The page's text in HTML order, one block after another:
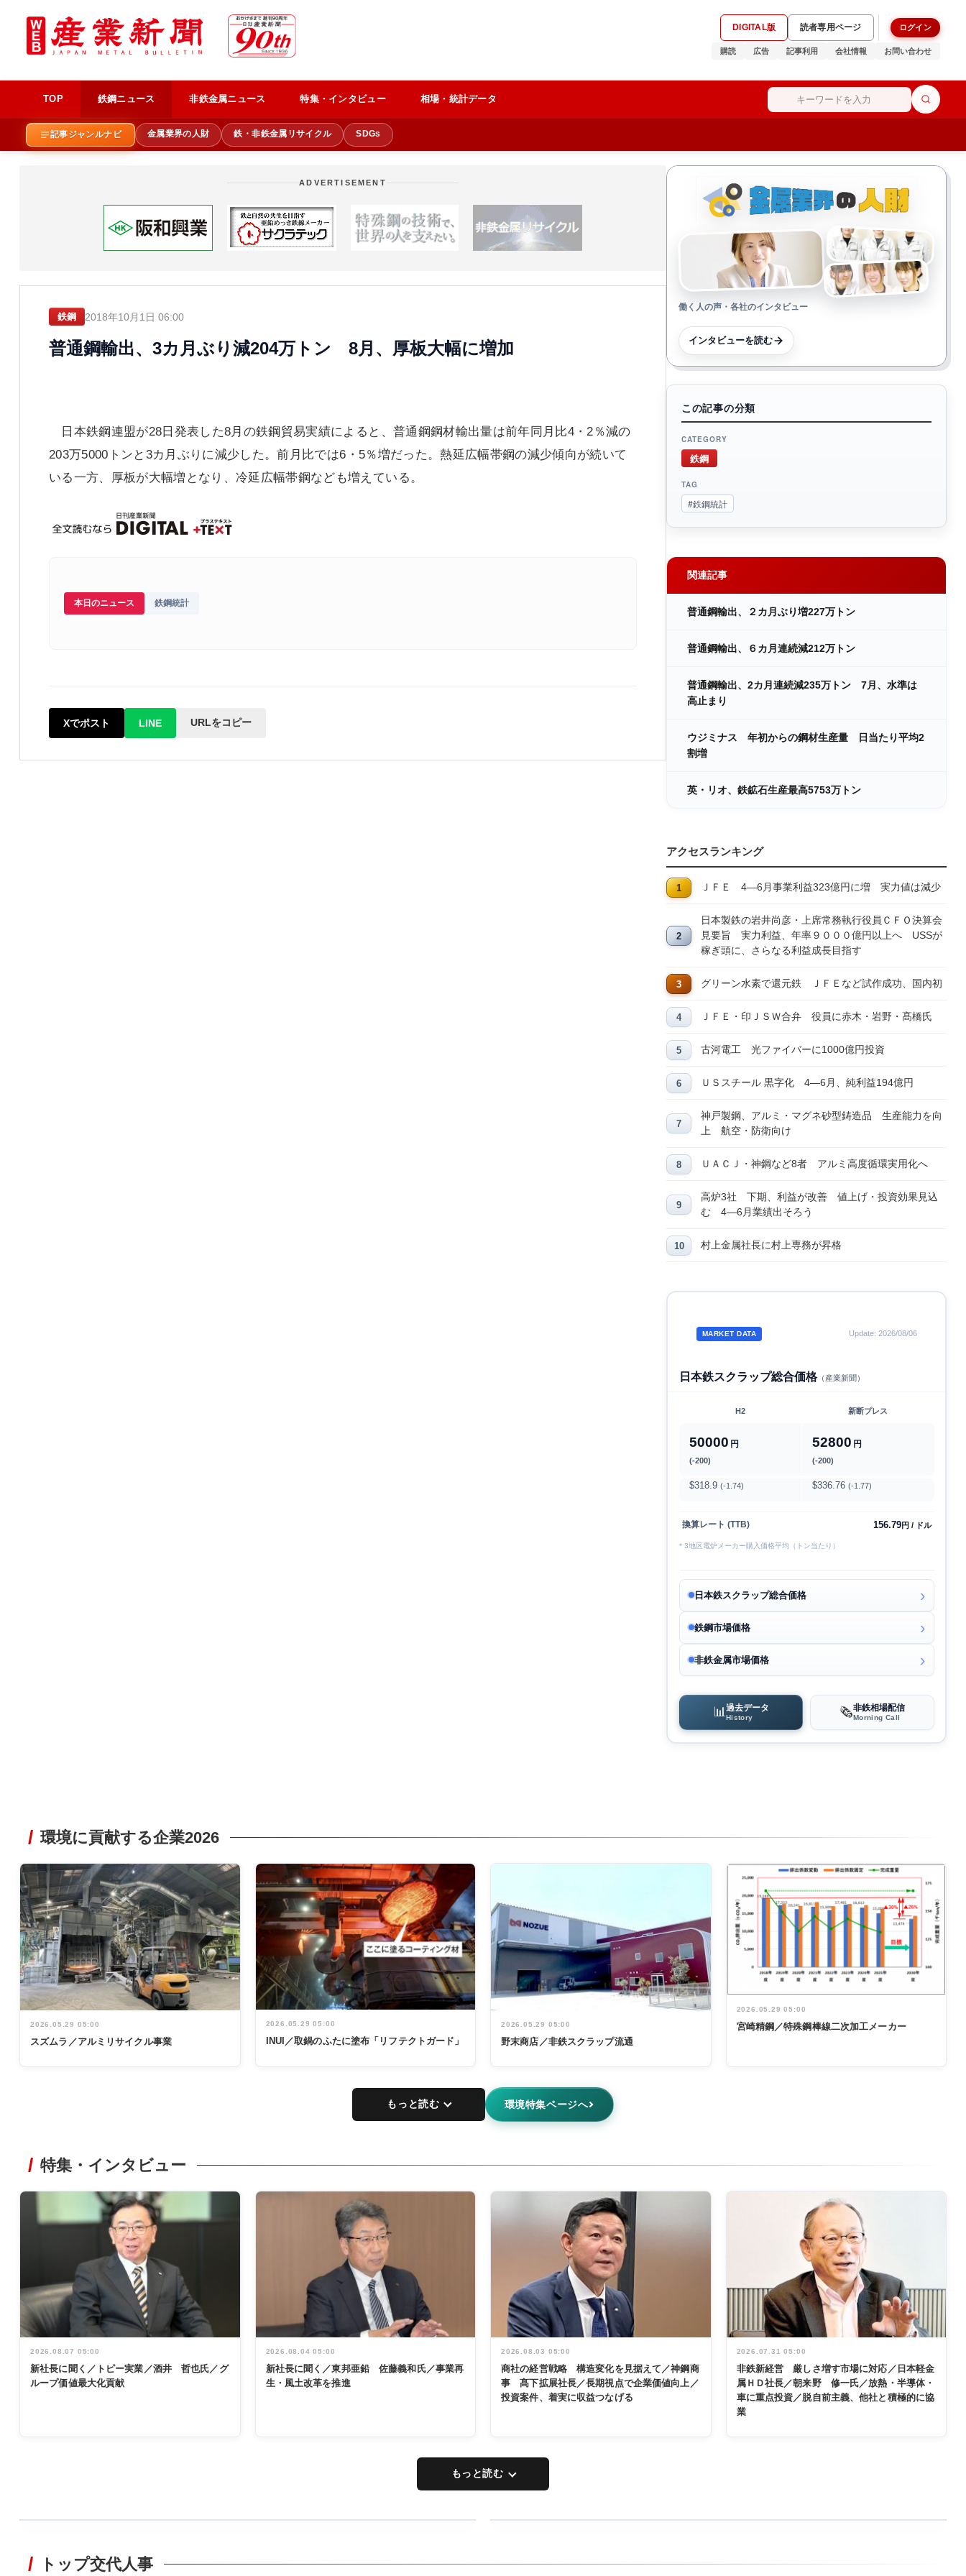
DIGITAL版 読者専用ページ ログイン
購読 広告 記事利用 会社情報 お問い合わせ
TOP 鉄鋼ニュース 非鉄金属ニュース 特集・インタビュー 相場・統計データ
記事ジャンルナビ 金属業界の人財 鉄・非鉄金属リサイクル SDGs
ADVERTISEMENT
鉄鋼 2018年10月1日 06:00
普通鋼輸出、3カ月ぶり減204万トン 8月、厚板大幅に増加
日本鉄鋼連盟が28日発表した8月の鉄鋼貿易実績によると、普通鋼鋼材輸出量は前年同月比4・2％減の
203万5000トンと3カ月ぶりに減少した。前月比では6・5％増だった。熱延広幅帯鋼の減少傾向が続いて
いる一方、厚板が大幅増となり、冷延広幅帯鋼なども増えている。
本日のニュース 鉄鋼統計
Xでポスト LINE URLをコピー
働く人の声・各社のインタビュー
インタビューを読む
この記事の分類
CATEGORY
鉄鋼
TAG
#鉄鋼統計
関連記事
普通鋼輸出、２カ月ぶり増227万トン
普通鋼輸出、６カ月連続減212万トン
普通鋼輸出、2カ月連続減235万トン 7月、水準は
高止まり
ウジミナス 年初からの鋼材生産量 日当たり平均2
割増
英・リオ、鉄鉱石生産最高5753万トン
アクセスランキング
ＪＦＥ 4―6月事業利益323億円に増 実力値は減少
日本製鉄の岩井尚彦・上席常務執行役員ＣＦＯ決算会
見要旨 実力利益、年率９０００億円以上へ USSが
稼ぎ頭に、さらなる利益成長目指す
グリーン水素で還元鉄 ＪＦＥなど試作成功、国内初
ＪＦＥ・印ＪＳＷ合弁 役員に赤木・岩野・髙橋氏
古河電工 光ファイバーに1000億円投資
ＵＳスチール 黒字化 4―6月、純利益194億円
神戸製鋼、アルミ・マグネ砂型鋳造品 生産能力を向
上 航空・防衛向け
ＵＡＣＪ・神鋼など8者 アルミ高度循環実用化へ
高炉3社 下期、利益が改善 値上げ・投資効果見込
む 4―6月業績出そろう
村上金属社長に村上専務が昇格
MARKET DATA Update: 2026/08/06
日本鉄スクラップ総合価格（産業新聞）
H2 新断プレス
50000 円
(-200)
52800 円
(-200)
$318.9 (-1.74) $336.76 (-1.77)
換算レート (TTB) 156.79円 / ドル
* 3地区電炉メーカー購入価格平均（トン当たり）
日本鉄スクラップ総合価格
鉄鋼市場価格
非鉄金属市場価格
📊 過去データ
History 🗞️非鉄相場配信
Morning Call
環境に貢献する企業2026
2026.05.29 05:00
スズムラ／アルミリサイクル事業
2026.05.29 05:00
INUI／取鍋のふたに塗布「リフテクトガード」
2026.05.29 05:00
野末商店／非鉄スクラップ流通
2026.05.29 05:00
宮崎精鋼／特殊鋼棒線二次加工メーカー
もっと読む 環境特集ページへ
特集・インタビュー
2026.08.07 05:00
新社長に聞く／トピー実業／酒井 哲也氏／グ
ループ価値最大化貢献
2026.08.04 05:00
新社長に聞く／東邦亜鉛 佐藤義和氏／事業再
生・風土改革を推進
2026.08.03 05:00
商社の経営戦略 構造変化を見据えて／神鋼商
事 髙下拡展社長／長期視点で企業価値向上／
投資案件、着実に収益つなげる
2026.07.31 05:00
非鉄新経営 厳しさ増す市場に対応／日本軽金
属ＨＤ社長／朝来野 修一氏／放熱・半導体・
車に重点投資／脱自前主義、他社と積極的に協
業
もっと読む
非鉄業界で
トップ交代人事